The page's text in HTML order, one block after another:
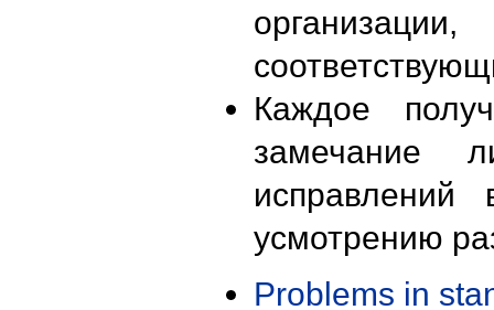
Каждое
замечание
исправлений
усмотрению
Problems in